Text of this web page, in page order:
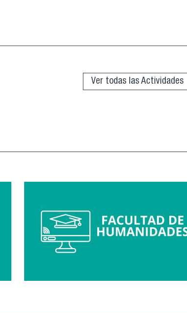
Ver todas las Actividades